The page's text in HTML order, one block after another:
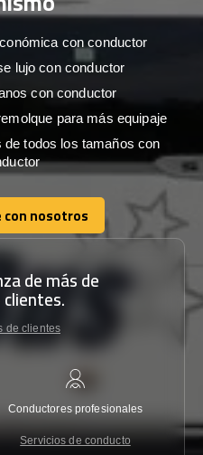
con conductor
lujo con conductor
con conductor
para más equipaje
todos los tamaños con
nosotros
nosotros
de más de
clientes.
de clientes
Conductores profesionales
Servicios de conducto